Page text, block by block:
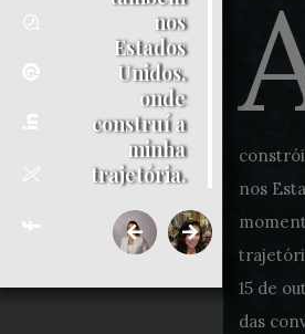
nos
Estados
Unidos,
onde
construí a
minha
trajetória.
nos
15 de
das